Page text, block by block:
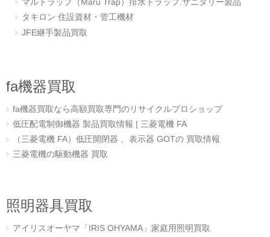
マルトラップ（Maru Trap）排水トラップ.サニタリー製品
タキロン 住設資材・管工機材
JFE継手製品買取
fa機器買取
fa機器買取なら高額買取専門のリサイクルプロショップ
低圧配電制御機器 製品買取情報 | 三菱電機 FA
（三菱電機 FA）低圧開閉器 、表示器 GOTの 買取情報
三菱電機の駆動機器 買取
照明器具買取
アイリスオーヤマ「IRIS OHYAMA」家庭用照明買取